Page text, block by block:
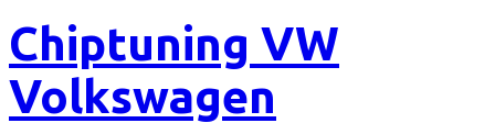
Chiptuning VW
Volkswagen